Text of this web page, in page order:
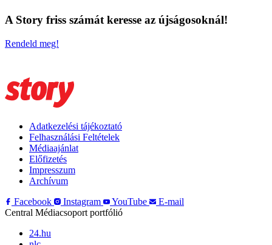
A Story friss számát keresse az újságosoknál!
Rendeld meg!
Adatkezelési tájékoztató
Felhasználási Feltételek
Médiaajánlat
Előfizetés
Impresszum
Archívum
Facebook
Instagram YouTube
E-mail
Central Médiacsoport portfólió
24.hu